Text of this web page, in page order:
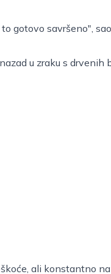
gotovo savršeno",
u zraku s drvenih
ali konstantno